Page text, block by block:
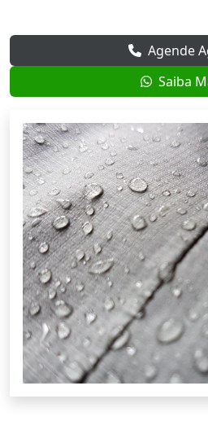
Agende
Saiba